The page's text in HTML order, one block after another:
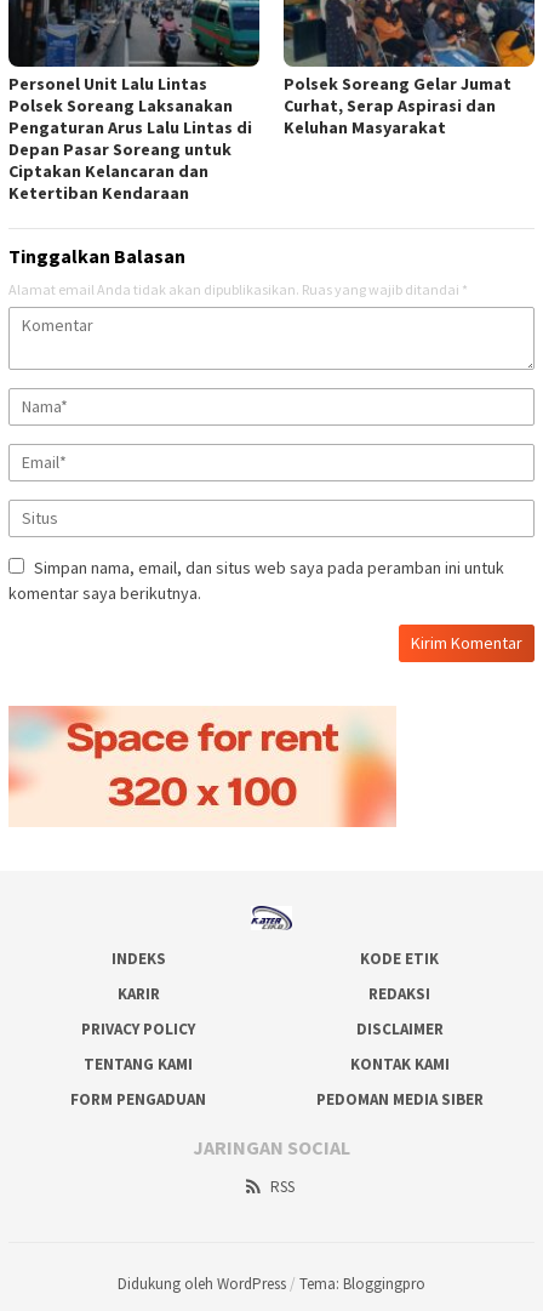
Personel Unit Lalu Lintas
Polsek Soreang Laksanakan
Pengaturan Arus Lalu Lintas di
Depan Pasar Soreang untuk
Ciptakan Kelancaran dan
Ketertiban Kendaraan
Polsek Soreang Gelar Jumat
Curhat, Serap Aspirasi dan
Keluhan Masyarakat
Tinggalkan Balasan
Alamat email Anda tidak akan dipublikasikan. Ruas yang wajib ditandai *
Simpan nama, email, dan situs web saya pada peramban ini untuk
komentar saya berikutnya.
INDEKS
KODE ETIK
KARIR
REDAKSI
PRIVACY POLICY
DISCLAIMER
TENTANG KAMI
KONTAK KAMI
FORM PENGADUAN
PEDOMAN MEDIA SIBER
JARINGAN SOCIAL
RSS
Didukung oleh WordPress / Tema: Bloggingpro